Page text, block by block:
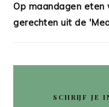
Op maandagen eten
gerechten uit de
SCHRIJF JE